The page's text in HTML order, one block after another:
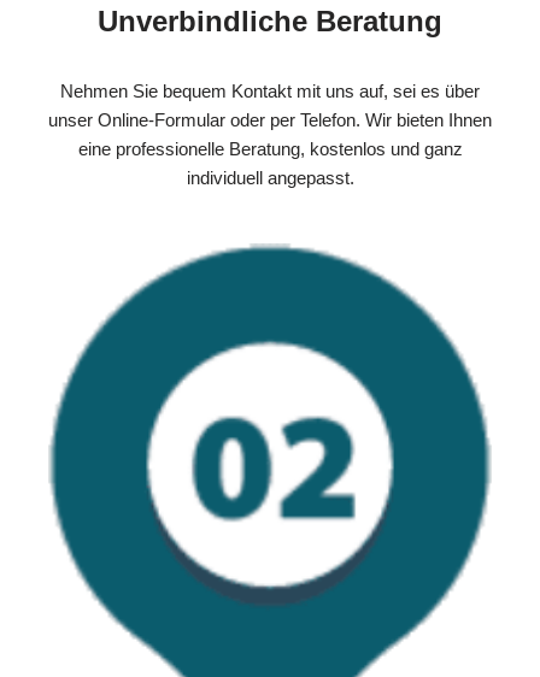
Unverbindliche Beratung
Nehmen Sie bequem Kontakt mit uns auf, sei es über
unser Online-Formular oder per Telefon. Wir bieten Ihnen
eine professionelle Beratung, kostenlos und ganz
individuell angepasst.